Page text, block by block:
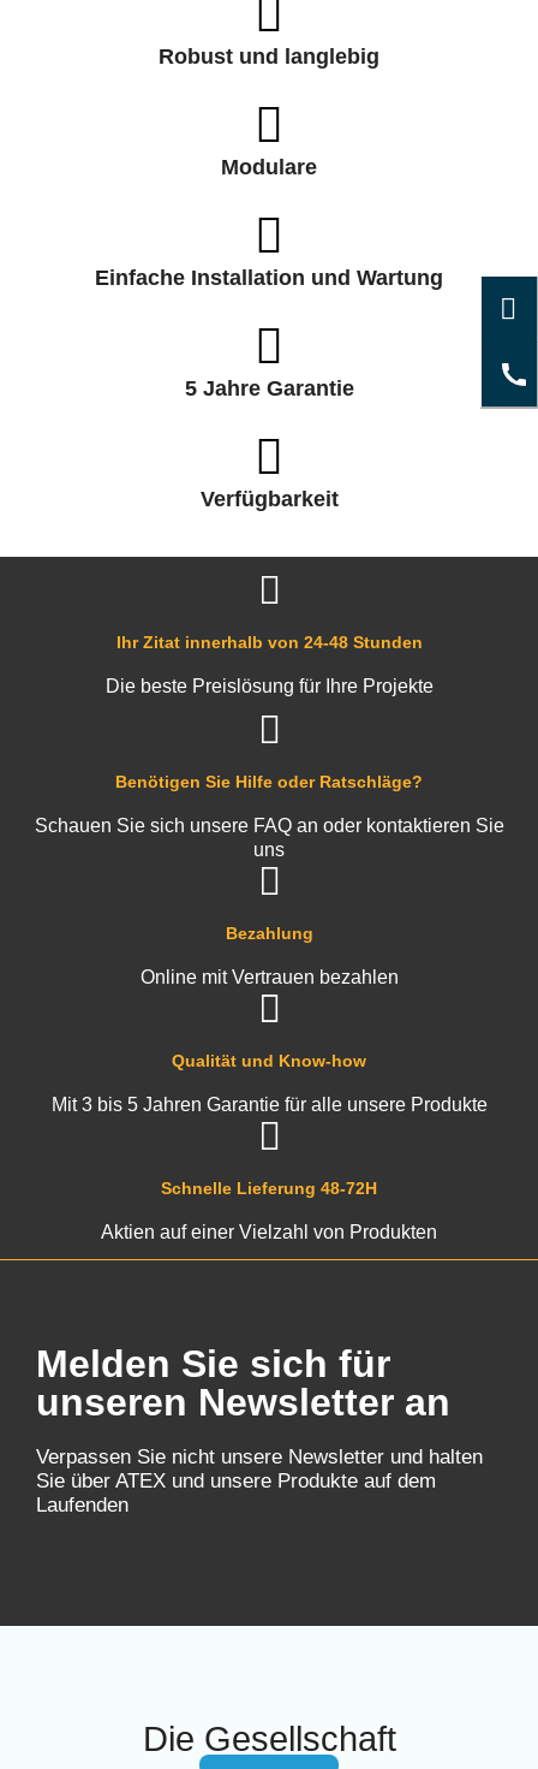
Robust und langlebig
Modulare
Einfache Installation und Wartung
5 Jahre Garantie
Verfügbarkeit
Schnelle Lieferung 48-72H
Aktien auf einer Vielzahl von Produkten
Qualität und Know-how
Mit 3 bis 5 Jahren Garantie für alle unsere Produkte
Bezahlung
Online mit Vertrauen bezahlen
Benötigen Sie Hilfe oder Ratschläge?
Schauen Sie sich unsere FAQ an oder kontaktieren Sie
uns
Ihr Zitat innerhalb von 24-48 Stunden
Die beste Preislösung für Ihre Projekte
Melden Sie sich für
unseren Newsletter an
Verpassen Sie nicht unsere Newsletter und halten
Sie über ATEX und unsere Produkte auf dem
Laufenden
Die Gesellschaft